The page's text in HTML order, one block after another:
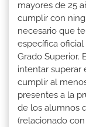
mayores de 25
cumplir con
necesario que
específica
Grado Superior.
intentar superar
cumplir al
presentes a la
de los alumnos
(relacionado